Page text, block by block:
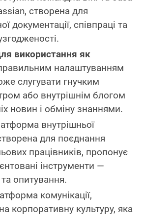
створена для
документації, співпраці та
використання як
налаштуванням
слугувати гнучким
або внутрішнім блогом
новин і обміну знаннями.
внутрішньої
для поєднання
працівників, пропонує
інструменти —
опитування.
комунікації,
корпоративну культуру, яка